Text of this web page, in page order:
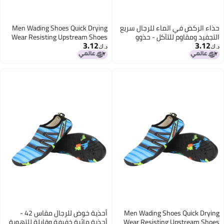
Men Wading Shoes Quick Drying
Wear Resisting Upstream Shoes
for Outdoor Camping Hiking
Rafting and Windsurfing Blue 42
د.ك‏ 3.12